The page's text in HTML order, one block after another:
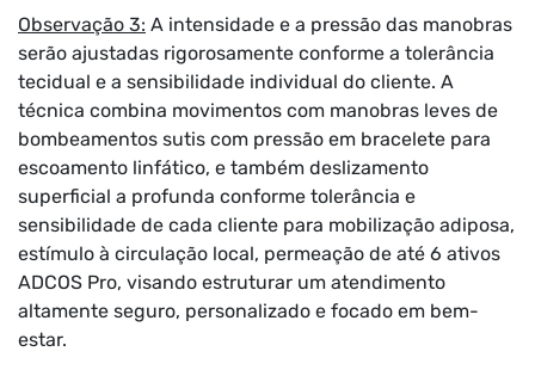
Observação 3: A intensidade e a pressão das manobras
serão ajustadas rigorosamente conforme a tolerância
tecidual e a sensibilidade individual do cliente. A
técnica combina movimentos com manobras leves de
bombeamentos sutis com pressão em bracelete para
escoamento linfático, e também deslizamento
superficial a profunda conforme tolerância e
sensibilidade de cada cliente para mobilização adiposa,
estímulo à circulação local, permeação de até 6 ativos
ADCOS Pro, visando estruturar um atendimento
altamente seguro, personalizado e focado em bem-
estar.